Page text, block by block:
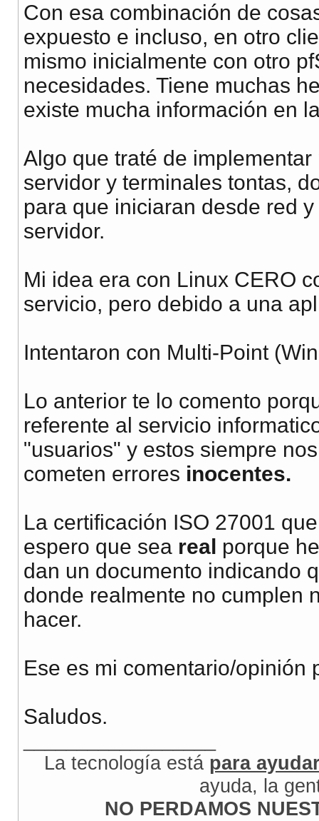
Con esa combinación de
expuesto e incluso, en otro
mismo inicialmente con otro
necesidades. Tiene muchas
existe mucha información en
Algo que traté de
servidor y terminales tontas,
para que iniciaran desde red
servidor.
Mi idea era con Linux CERO
servicio, pero debido a una
Intentaron con Multi-Point
Lo anterior te lo comento
referente al servicio
"usuarios" y estos siempre
cometen errores inocentes.
La certificación ISO 27001
espero que sea real porque
dan un documento indicando
donde realmente no cumplen
hacer.
Ese es mi comentario/opinión
Saludos.
La tecnología está para
ayuda, la
NO PERDAMOS